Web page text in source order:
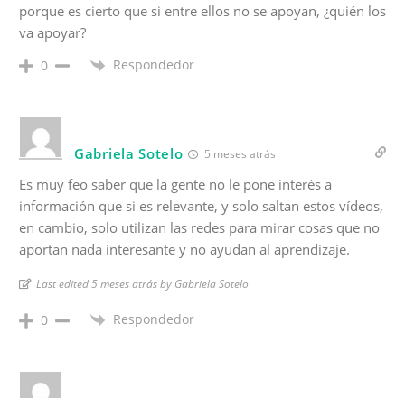
porque es cierto que si entre ellos no se apoyan, ¿quién los
va apoyar?
0 Respondedor
Gabriela Sotelo 5 meses atrás
Es muy feo saber que la gente no le pone interés a
información que si es relevante, y solo saltan estos vídeos,
en cambio, solo utilizan las redes para mirar cosas que no
aportan nada interesante y no ayudan al aprendizaje.
Last edited 5 meses atrás by Gabriela Sotelo
0 Respondedor